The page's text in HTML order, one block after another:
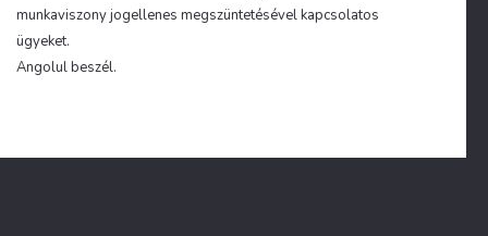
munkaviszony jogellenes megszüntetésével kapcsolatos
ügyeket.
Angolul beszél.